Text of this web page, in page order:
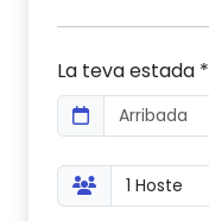
La teva estada *